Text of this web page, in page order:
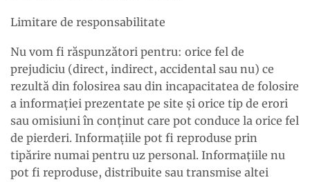
Limitare de responsabilitate
Nu vom fi răspunzători pentru: orice fel de
prejudiciu (direct, indirect, accidental sau nu) ce
rezultă din folosirea sau din incapacitatea de folosire
a informaţiei prezentate pe site şi orice tip de erori
sau omisiuni în conţinut care pot conduce la orice fel
de pierderi. Informaţiile pot fi reproduse prin
tipărire numai pentru uz personal. Informaţiile nu
pot fi reproduse, distribuite sau transmise altei